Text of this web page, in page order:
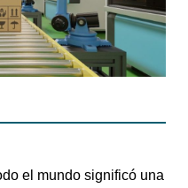
el mundo significó una